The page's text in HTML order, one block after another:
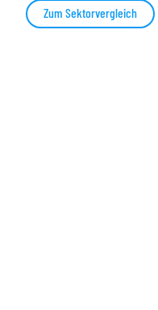
Zum Sektorvergleich